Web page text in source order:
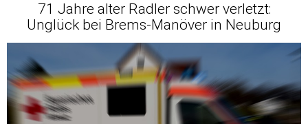
71 Jahre alter Radler schwer verletzt:
Unglück bei Brems-Manöver in Neuburg